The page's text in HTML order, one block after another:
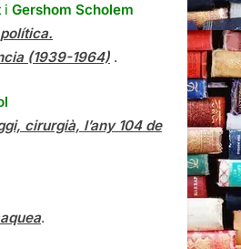
i Gershom Scholem
(1939-1964) .
cirurgià, l’any 104 de
.